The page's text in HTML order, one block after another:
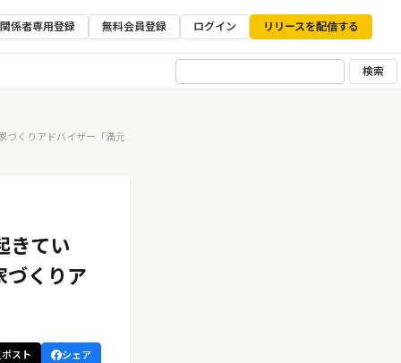
係者専用登録 無料会員登録 ログイン リリースを配信する
検索
づくりアドバイザー「満元
きてい
づくりア
ポスト シェア